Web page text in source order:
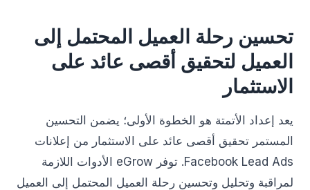
تحسين رحلة العميل المحتمل إلى
العميل لتحقيق أقصى عائد على
الاستثمار
يعد إعداد الأتمتة هو الخطوة الأولى؛ يضمن التحسين
المستمر تحقيق أقصى عائد على الاستثمار من إعلانات
Facebook Lead Ads. توفر eGrow الأدوات اللازمة
لمراقبة وتحليل وتحسين رحلة العميل المحتمل إلى العميل